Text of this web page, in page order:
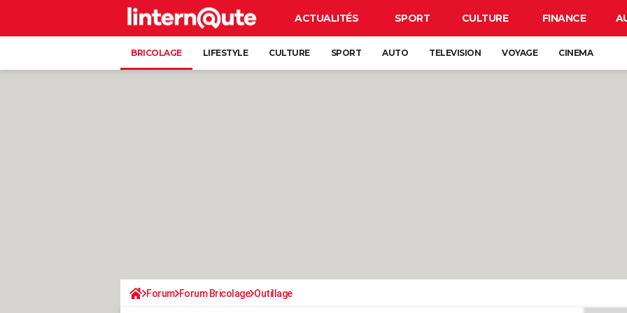
ACTUALITÉS SPORT CULTURE FINANCE
BRICOLAGE LIFESTYLE CULTURE SPORT AUTO TELEVISION VOYAGE CINEMA
Forum Forum Bricolage Outillage